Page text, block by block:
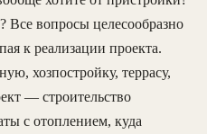
Все вопросы целесообразно
к реализации проекта.
хозпостройку, террасу,
— строительство
с отоплением, куда